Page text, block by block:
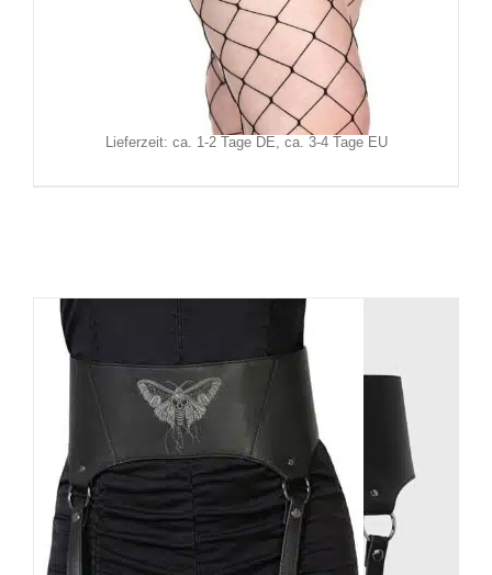
Banned Schlüsselkette Drako
19,90€
Inkl. MwSt.
zzgl. Versand
Lieferzeit: ca. 1-2 Tage DE, ca. 3-4 Tage EU